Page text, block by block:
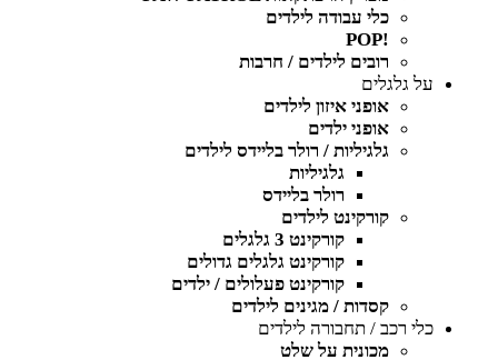
כלי עבודה לילדים
!POP
רובים לילדים / חרבות
על גלגלים
אופני איזון לילדים
אופני ילדים
גלגיליות / רולר בליידס לילדים
גלגיליות
רולר בליידס
קורקינט לילדים
קורקינט 3 גלגלים
קורקינט גלגלים גדולים
קורקינט פעלולים / ילדים
קסדות / מגינים לילדים
כלי רכב / תחבורה לילדים
מכונית על שלט